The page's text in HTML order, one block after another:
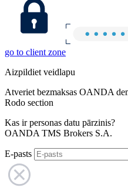
go to client zone
Aizpildiet veidlapu
Atveriet bezmaksas OANDA
Rodo section
Kas ir personas datu pārzinis?
OANDA TMS Brokers S.A.
E-pasts